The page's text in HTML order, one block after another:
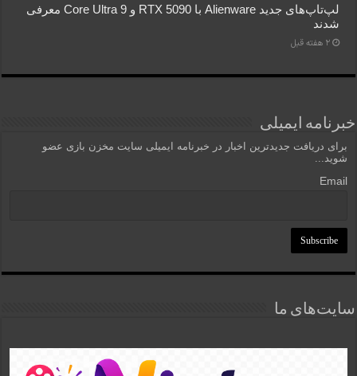
لپ‌تاپ‌های جدید Alienware با RTX 5090 و Core Ultra 9 معرفی
شدند
2 هفته قبل
خبرنامه ایمیلی
برای دریافت جدیدترین اخبار در خبرنامه ایمیلی سایت مخزن بازی عضو
شوید...
Email
سایت‌های ما